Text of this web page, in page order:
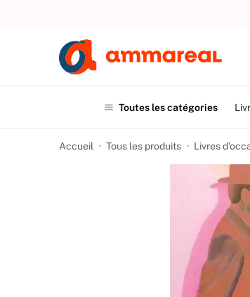
Toutes les catégories
Accueil Tous les produits Livres